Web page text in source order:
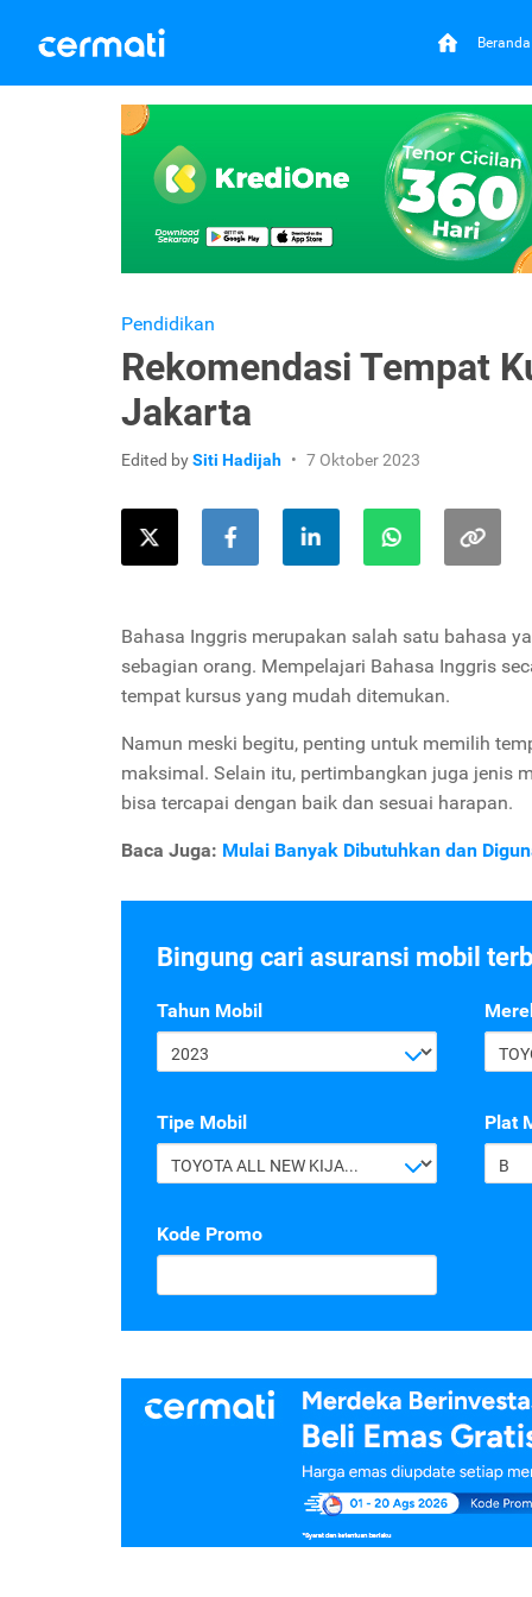
Beranda
Pendidikan
Rekomendasi Tempat
Jakarta
Edited bySiti Hadijah 7 Oktober 2023
Bahasa Inggris merupakan salah satu bahasa
sebagian orang. Mempelajari Bahasa Inggris
tempat kursus yang mudah ditemukan.
Namun meski begitu, penting untuk memilih
maksimal. Selain itu, pertimbangkan juga jenis
bisa tercapai dengan baik dan sesuai harapan.
Baca Juga: Mulai Banyak Dibutuhkan dan
Bingung cari asuransi mobil
Tahun Mobil
2023
Tipe Mobil
TOYOTA ALL NEW KIJANG INNOVA G 2.4 A/T DIESEL
Plat
B
Kode Promo